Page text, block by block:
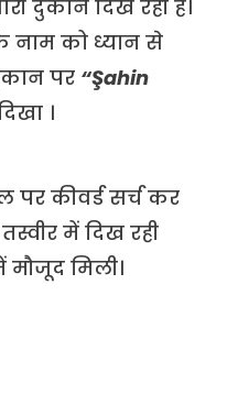
दुकानें दिख रही है।
नाम को ध्यान से
पर “Şahin
।
कीवर्ड सर्च कर
में दिख रही
मिली।